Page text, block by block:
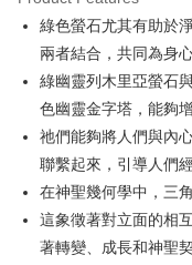
Apple Pay
JKOPAY
Easy Wallet
ATM Transfer
Shipping Method
全家取貨付款
NT$80/order | Free
綠色螢石尤其有助於
兩者結合，共同為身
綠幽靈列木里亞螢石
色幽靈金字塔，能夠
祂們能夠將人們與內
聯繫起來，引導人們
在神聖幾何學中，三
這象徵著對立面的相
著轉變、成長和神聖